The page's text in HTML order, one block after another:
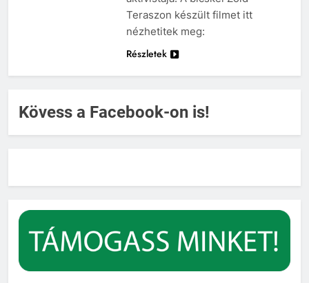
Teraszon készült filmet itt
nézhetitek meg:
Részletek
Kövess a Facebook-on is!